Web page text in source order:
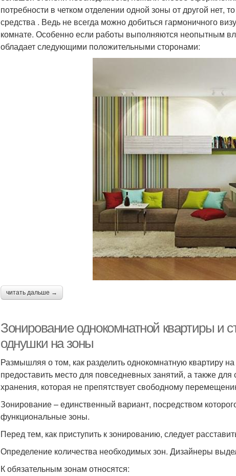
потребности в четком отделении одной зоны от другой нет,
средства . Ведь не всегда можно добиться гармоничного
комнате. Особенно если работы выполняются неопытным
обладает следующими положительными сторонами:
читать дальше →
Зонирование однокомнатной квартиры и
однушки на зоны
Размышляя о том, как разделить однокомнатную квартиру
предоставить место для повседневных занятий, а также
хранения, которая не препятствует свободному
Зонирование – единственный вариант, посредством
функциональные зоны.
Перед тем, как приступить к зонированию, следует
Определение количества необходимых зон. Дизайнеры
К обязательным зонам относятся: